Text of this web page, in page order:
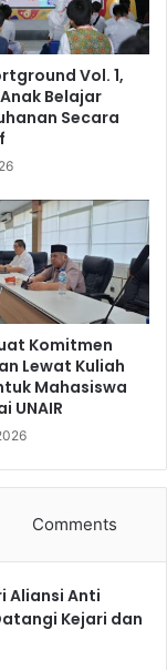
Vol. 1,
Belajar
Secara
Komitmen
Lewat Kuliah
Mahasiswa
UNAIR
Comments
Aliansi Anti
Kejari dan